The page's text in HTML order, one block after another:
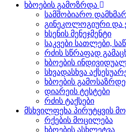
ხბოების გამოზრდა
სამშობიარო
გინეკოლოგიური და
ხსენის მენეჯმენტი
საკვები სათლები,
რძის სწრაფად
ხბოების
სხვადასხვა
ხბოების
დიარეის ტესტები
რძის ტაქსები
მსხვილფეხა პირუტყვის
რქების მოცილება
ხბოების ასხლეტვა